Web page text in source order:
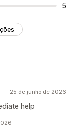
5
25 de junho de 2026
help